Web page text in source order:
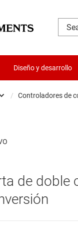
Diseño y desarrollo
y piezoeléctrica
de gestión de
/ Controladores de
de doble